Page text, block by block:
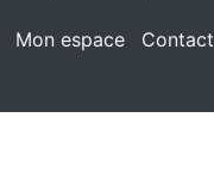
Mon espace Contact